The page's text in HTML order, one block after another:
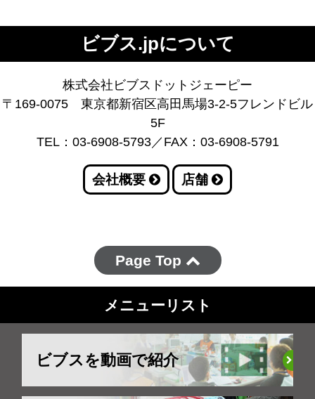
ビブス.jpについて
株式会社ビブスドットジェーピー
〒169-0075 東京都新宿区高田馬場3-2-5フレンドビル
5F
TEL：03-6908-5793／FAX：03-6908-5791
会社概要 店舗
Page Top
メニューリスト
ビブスを動画で紹介